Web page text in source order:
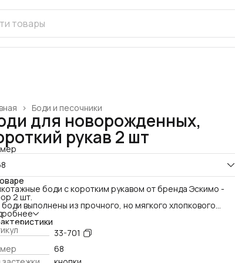
Боди и песочники
›
для новорожденных,
рукав 2 шт
боди с коротким рукавом от бренда Эскимо -
2 шт.
боди выполнены из прочного, но мягкого хлопкового
который обеспечивает отличную
и безопасность для нежной кожи
Универсальная модель подходит как для
так и для девочек.
боди:
высококачественный трикотаж: Мягкий, дышащий
33-701
68